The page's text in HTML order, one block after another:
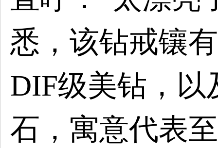
悉，该钻戒镶
DIF级美钻，以
石，寓意代表